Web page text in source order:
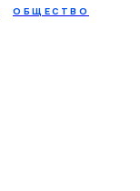
ОБЩЕСТВО